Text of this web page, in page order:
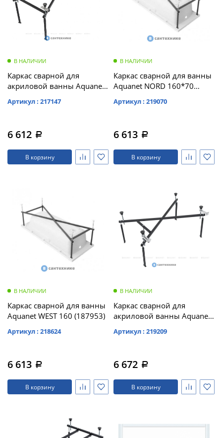
В НАЛИЧИИ
Каркас сварной для
акриловой ванны Aquanet
Артикул : 217147
6 612 a
В корзину
В НАЛИЧИИ
Каркас сварной для ванны
Aquanet NORD 160*70
Артикул : 219070
6 613 a
В корзину
В НАЛИЧИИ
Каркас сварной для ванны
Aquanet WEST 160 (187953)
Артикул : 218624
6 613 a
В корзину
В НАЛИЧИИ
Каркас сварной для
акриловой ванны Aquanet
Артикул : 219209
6 672 a
В корзину